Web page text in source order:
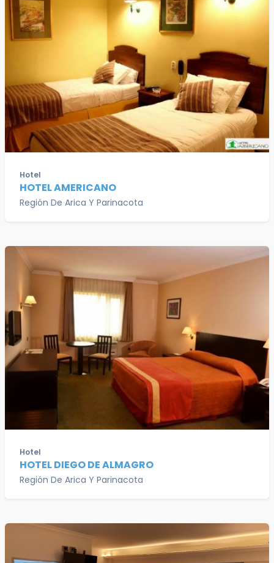
Hotel
HOTEL AMERICANO
Región De Arica Y Parinacota
Hotel
HOTEL DIEGO DE ALMAGRO
Región De Arica Y Parinacota